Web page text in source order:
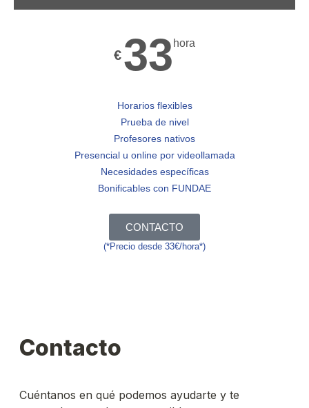
€33 hora
Horarios flexibles
Prueba de nivel
Profesores nativos
Presencial u online por videollamada
Necesidades específicas
Bonificables con FUNDAE
CONTACTO
(*Precio desde 33€/hora*)